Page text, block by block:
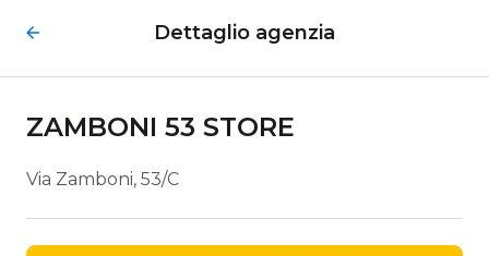
Dettaglio agenzia
ZAMBONI 53 STORE
Via Zamboni, 53/C